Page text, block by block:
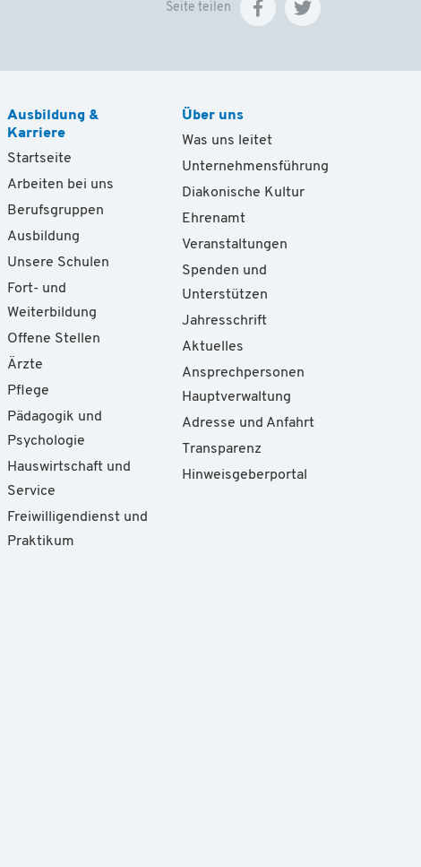
Seite teilen
Ausbildung &
Karriere
Startseite
Arbeiten bei uns
Berufsgruppen
Ausbildung
Unsere Schulen
Fort- und
Weiterbildung
Offene Stellen
Ärzte
Pflege
Pädagogik und
Psychologie
Hauswirtschaft und
Service
Freiwilligendienst und
Praktikum
Über uns
Was uns leitet
Unternehmensführung
Diakonische Kultur
Ehrenamt
Veranstaltungen
Spenden und
Unterstützen
Jahresschrift
Aktuelles
Ansprechpersonen
Hauptverwaltung
Adresse und Anfahrt
Transparenz
Hinweisgeberportal